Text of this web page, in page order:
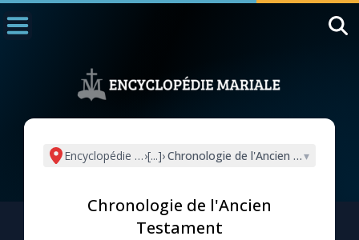
L'actualité de la semaine
Encyclopédie mariale
›[...]›Chronologie de l'Ancien Testament
▾
Chronologie de l'Ancien
Testament